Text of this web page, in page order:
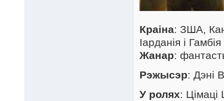
Краіна: ЗША,
Іарданія і Гамбія
Жанар:
Рэжысэр: Дэні
У ролях: